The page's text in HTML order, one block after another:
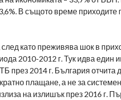
В същото време приходите
като преживява шок в
2010-2012 г. Тук идва един
през 2014 г. България отчита
плащане, а не за
на излишък през 2016 г.